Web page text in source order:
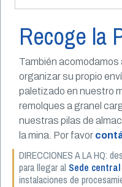
Recoge la
También acomodamos
organizar su propio
paletizado en nuestro
remolques a granel
nuestras pilas de
la mina. Por favor
DIRECCIONES A LA HQ:
para llegar al Sede
instalaciones de